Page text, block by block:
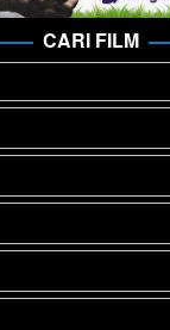
CARI FILM